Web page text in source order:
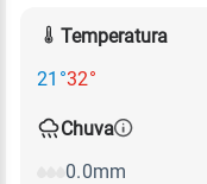
Temperatura
21°32°
Chuva
0.0mm